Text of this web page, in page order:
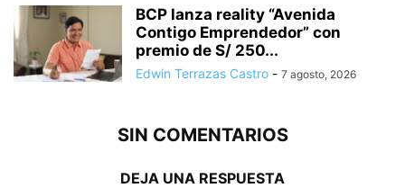
BCP lanza reality “Avenida
Contigo Emprendedor” con
premio de S/ 250...
Edwin Terrazas Castro - 7 agosto, 2026
SIN COMENTARIOS
DEJA UNA RESPUESTA